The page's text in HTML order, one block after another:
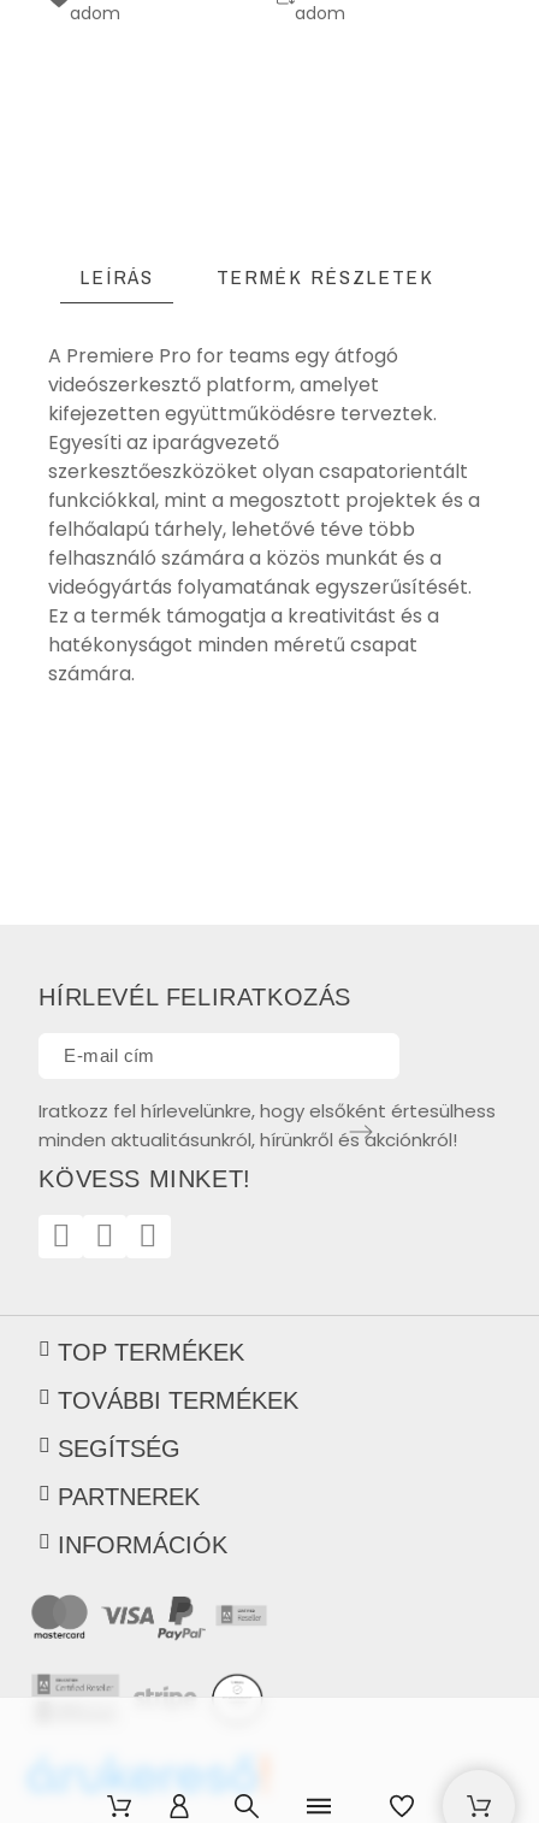
adom
adom
LEÍRÁS TERMÉK RÉSZLETEK
A Premiere Pro for teams egy átfogó
videószerkesztő platform, amelyet
kifejezetten együttműködésre terveztek.
Egyesíti az iparágvezető
szerkesztőeszközöket olyan csapatorientált
funkciókkal, mint a megosztott projektek és a
felhőalapú tárhely, lehetővé téve több
felhasználó számára a közös munkát és a
videógyártás folyamatának egyszerűsítését.
Ez a termék támogatja a kreativitást és a
hatékonyságot minden méretű csapat
számára.
HÍRLEVÉL FELIRATKOZÁS
Iratkozz fel hírlevelünkre, hogy elsőként értesülhess
minden aktualitásunkról, hírünkről és akciónkról!
KÖVESS MINKET!
TOP TERMÉKEK
TOVÁBBI TERMÉKEK
SEGÍTSÉG
PARTNEREK
INFORMÁCIÓK